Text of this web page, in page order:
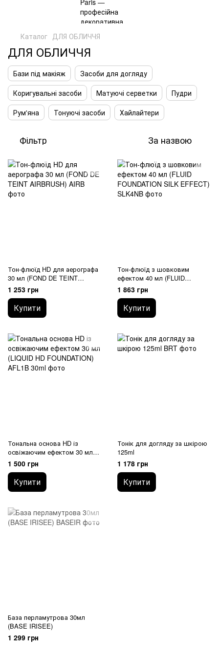
Каталог ДЛЯ ОБЛИЧЧЯ
ДЛЯ ОБЛИЧЧЯ
Бази під макіяж
Засоби для догляду
Коригувальні засоби
Матуючі серветки
Пудри
Рум'яна
Тонуючі засоби Хайлайтери
Фільтр За назвою
Тон-флюїд HD для аерографа
30 мл (FOND DE TEINT
AIRBRUSH)
1 253 грн
Купити
Тон-флюїд з шовковим
ефектом 40 мл (FLUID
FOUNDATION SILK EFFECT)
1 863 грн
Купити
Тональна основа HD із
освіжаючим ефектом 30 мл
(LIQUID HD FOUNDATION)
1 500 грн
Купити
Тонік для догляду за шкірою
125ml
1 178 грн
Купити
База перламутрова 30мл
(BASE IRISEE)
1 299 грн